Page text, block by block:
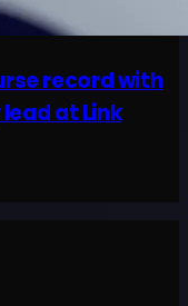
record with
at Link